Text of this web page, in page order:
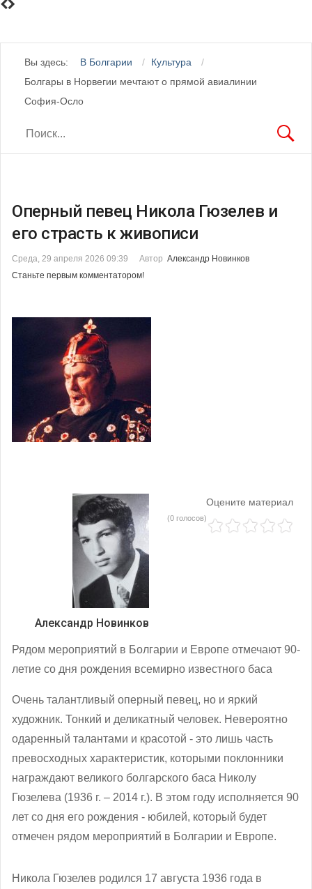
Вы здесь: В Болгарии
Культура
Болгары в Норвегии мечтают о прямой авиалинии
София-Осло
Оперный певец Никола Гюзелев и
его страсть к живописи
Среда, 29 апреля 2026 09:39 Автор Александр Новинков
Станьте первым комментатором!
Александр Новинков
Оцените материал
(0 голосов)
Рядом мероприятий в Болгарии и Европе отмечают 90-
летие со дня рождения всемирно известного баса
Очень талантливый оперный певец, но и яркий
художник. Тонкий и деликатный человек. Невероятно
одаренный талантами и красотой - это лишь часть
превосходных характеристик, которыми поклонники
награждают великого болгарского баса Николу
Гюзелева (1936 г. – 2014 г.). В этом году исполняется 90
лет со дня его рождения - юбилей, который будет
отмечен рядом мероприятий в Болгарии и Европе.
Никола Гюзелев родился 17 августа 1936 года в